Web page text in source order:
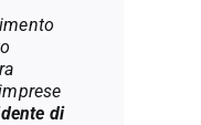
di